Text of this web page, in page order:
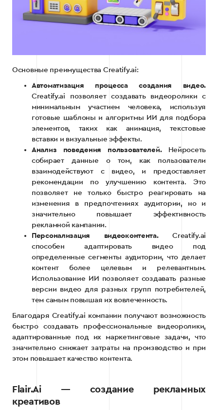
Основные преимущества Creatify.ai:
Автоматизация процесса создания видео.
Creatify.ai позволяет создавать видеоролики с
минимальным участием человека, используя
готовые шаблоны и алгоритмы ИИ для подбора
элементов, таких как анимация, текстовые
вставки и визуальные эффекты.
Анализ поведения пользователей.Нейросеть
собирает данные о том, как пользователи
взаимодействуют с видео, и предоставляет
рекомендации по улучшению контента. Это
позволяет не только быстро реагировать на
изменения в предпочтениях аудитории, но и
значительно повышает эффективность
рекламной кампании.
Персонализация видеоконтента.Creatify.ai
способен адаптировать видео под
определенные сегменты аудитории, что делает
контент более целевым и релевантным.
Использование ИИ позволяет создавать разные
версии видео для разных групп потребителей,
тем самым повышая их вовлеченность.
Благодаря Creatify.ai компании получают возможность
быстро создавать профессиональные видеоролики,
адаптированные под их маркетинговые задачи, что
значительно снижает затраты на производство и при
этом повышает качество контента.
Flair.Ai — создание рекламных
креативов